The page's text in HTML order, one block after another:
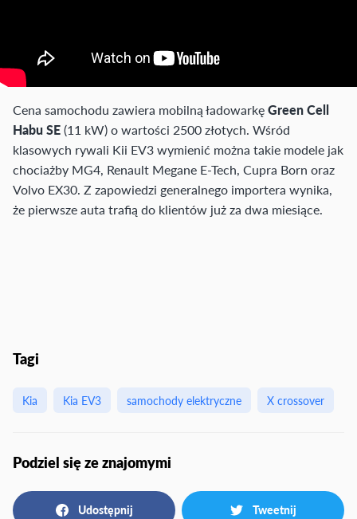
Cena samochodu zawiera mobilną ładowarkęGreen Cell
Habu SE(11 kW) o wartości 2500 złotych. Wśród
klasowych rywali Kii EV3 wymienić można takie modele jak
chociażby MG4, Renault Megane E-Tech, Cupra Born oraz
Volvo EX30. Z zapowiedzi generalnego importera wynika,
że pierwsze auta trafią do klientów już za dwa miesiące.
Tagi
Kia Kia EV3 samochody elektryczne X crossover
Podziel się ze znajomymi
Udostępnij Tweetnij